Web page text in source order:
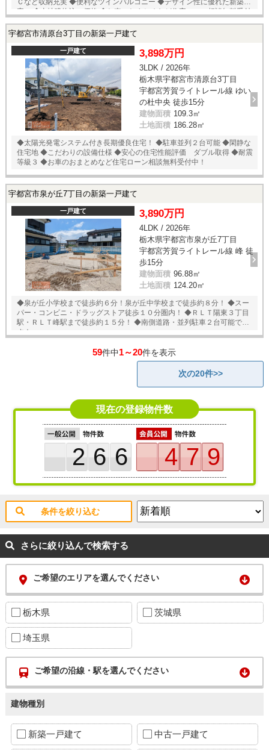
Ｃなど収納充実 ◆便利なツインバルコニー ◆デザイン性に優れた新築住
宅。 ◆土地建物込の価格 ◆お車のおまとめなど住宅ローン相談無料受付
宇都宮市清原台3丁目の新築一戸建て
一戸建て 3,898万円
3LDK / 2026年
栃木県宇都宮市清原台3丁目
宇都宮芳賀ライトレール線 ゆい
の杜中央 徒歩15分
建物面積 109.3㎡
土地面積 186.28㎡
◆太陽光発電システム付き長期優良住宅！ ◆駐車並列２台可能 ◆閑静な
住宅地 ◆こだわりの設備仕様 ◆安心の住宅性能評価 ダブル取得 ◆耐震
等級３ ◆お車のおまとめなど住宅ローン相談無料受付中！
宇都宮市泉が丘7丁目の新築一戸建て
一戸建て 3,890万円
4LDK / 2026年
栃木県宇都宮市泉が丘7丁目
宇都宮芳賀ライトレール線 峰 徒
歩15分
建物面積 96.88㎡
土地面積 124.20㎡
◆泉が丘小学校まで徒歩約６分！泉が丘中学校まで徒歩約８分！ ◆スー
パー・コンビニ・ドラッグストア徒歩１０分圏内！ ◆ＲＬＴ陽東３丁目
駅・ＲＬＴ峰駅まで徒歩約１５分！ ◆南側道路・並列駐車２台可能で
す！
59件中1～20件を表示
次の20件>>
現在の登録物件数
266 479
条件を絞り込む
さらに絞り込んで検索する
ご希望のエリアを選んでください
栃木県 茨城県
埼玉県
ご希望の沿線・駅を選んでください
建物種別
新築一戸建て 中古一戸建て